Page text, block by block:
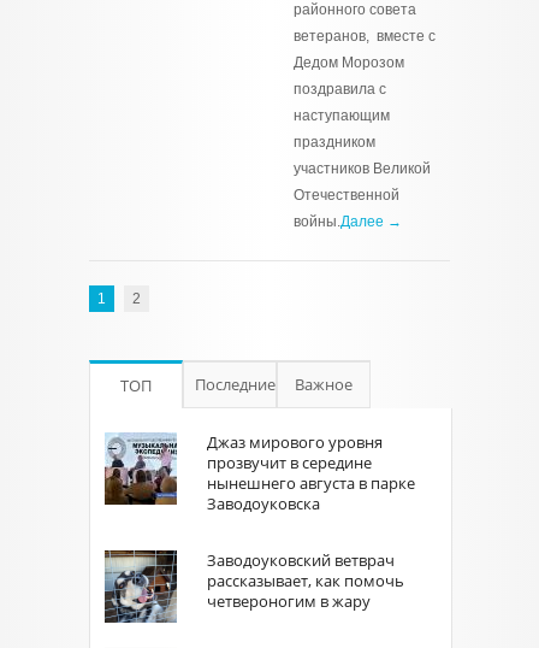
районного совета
ветеранов, вместе с
Дедом Морозом
поздравила с
наступающим
праздником
участников Великой
Отечественной
войны.Далее →
1 2
ТОП Последние Важное
Джаз мирового уровня
прозвучит в середине
нынешнего августа в парке
Заводоуковска
Заводоуковский ветврач
рассказывает, как помочь
четвероногим в жару